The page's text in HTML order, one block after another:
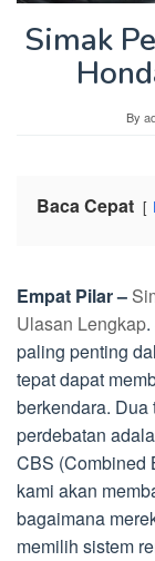
Simak
By
Baca Cepat
Empat Pilar –
Ulasan Lengkap
paling penting
tepat dapat
berkendara.
perdebatan
CBS (Combined
kami akan
bagaimana
memilih sistem